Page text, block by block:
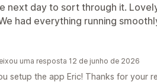
next day to sort through it.
had everything running
uma resposta 12 de junho de 2026
setup the app Eric! Thanks for your